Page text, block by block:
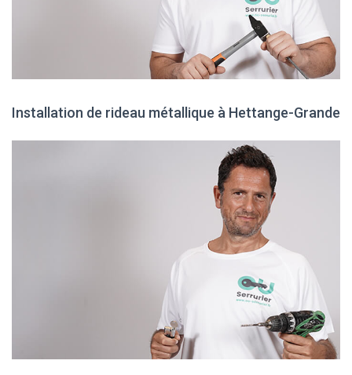
Installation de rideau métallique à Hettange-Grande